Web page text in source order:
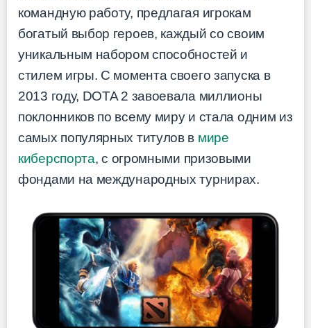
командную работу, предлагая игрокам
богатый выбор героев, каждый со своим
уникальным набором способностей и
стилем игры. С момента своего запуска в
2013 году, DOTA 2 завоевала миллионы
поклонников по всему миру и стала одним из
самых популярных титулов в мире
киберспорта, с огромными призовыми
фондами на международных турнирах.